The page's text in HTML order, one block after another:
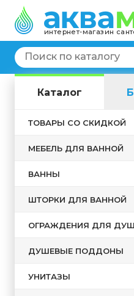
интернет-магазин
Каталог
ТОВАРЫ СО СКИДКОЙ
МЕБЕЛЬ ДЛЯ ВАННОЙ
ВАННЫ
ШТОРКИ ДЛЯ ВАННОЙ
ОГРАЖДЕНИЯ ДЛЯ
ДУШЕВЫЕ ПОДДОНЫ
УНИТАЗЫ